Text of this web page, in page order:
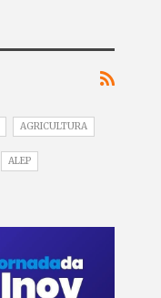
AGRICULTURA
ALEP